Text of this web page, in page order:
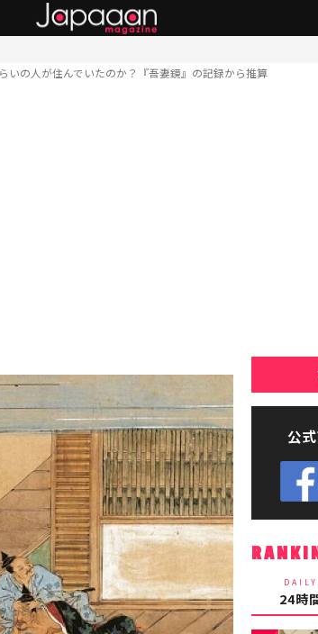
いの人が住んでいたのか？『吾妻鏡』の記録から推算
公
DAILY
24時